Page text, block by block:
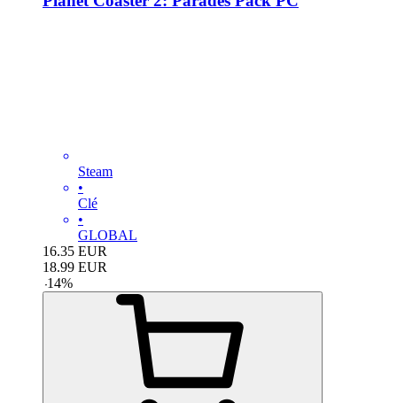
Steam
•
Clé
•
GLOBAL
16.35 EUR
18.99 EUR
-14%